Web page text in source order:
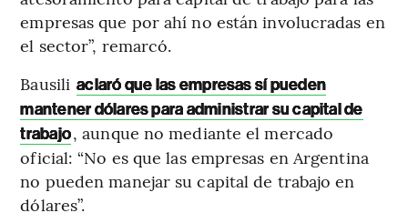
empresas que por ahí no están involucradas en
el sector”, remarcó.
Bausili aclaró que las empresas sí pueden
mantener dólares para administrar su capital de
trabajo, aunque no mediante el mercado
oficial: “No es que las empresas en Argentina
no pueden manejar su capital de trabajo en
dólares”.